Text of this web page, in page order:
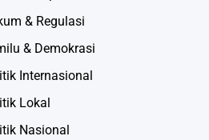
& Regulasi
& Demokrasi
Internasional
Lokal
Nasional